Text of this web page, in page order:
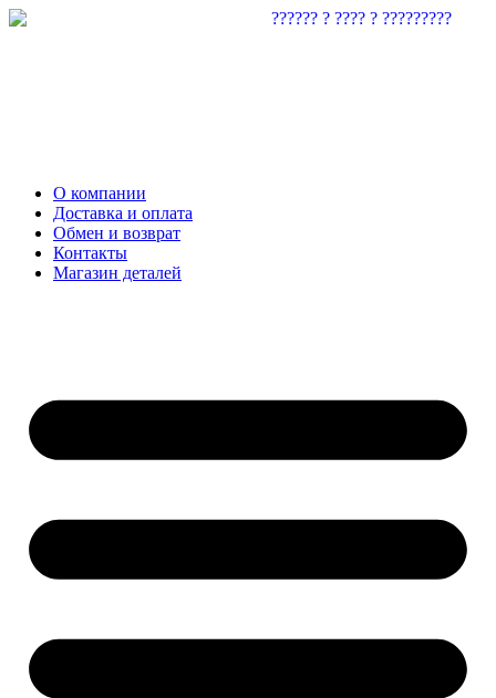
О компании
Доставка и оплата
Обмен и возврат
Контакты
Магазин деталей